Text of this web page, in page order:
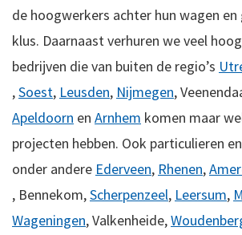
de hoogwerkers achter hun wagen en
klus. Daarnaast verhuren we veel
bedrijven die van buiten de regio’s
,Soest, Leusden, Nijmegen,
Apeldoorn en Arnhem komen maar
projecten hebben. Ook particulieren
onder andere Ederveen, Rhenen,
, Bennekom,Scherpenzeel, Leersum,
Wageningen,Valkenheide,